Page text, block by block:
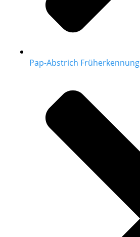
Pap-Abstrich Früherkennung